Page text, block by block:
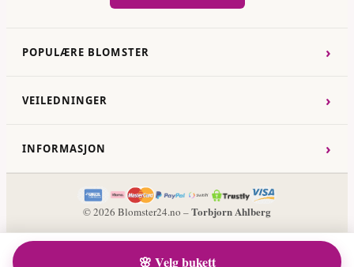
POPULÆRE BLOMSTER ›
VEILEDNINGER ›
INFORMASJON ›
© 2026 Blomster24.no –Torbjorn Ahlberg
🌸 Velg bukett